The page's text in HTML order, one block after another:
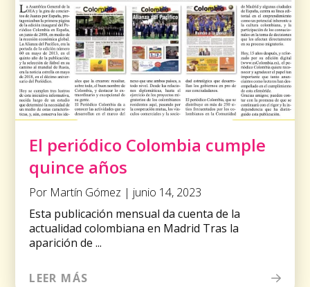
El periódico Colombia cumple
quince años
Por Martín Gómez | junio 14, 2023
Esta publicación mensual da cuenta de la
actualidad colombiana en Madrid Tras la
aparición de ...
LEER MÁS